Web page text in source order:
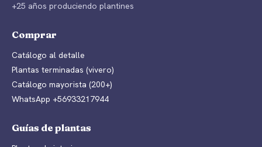
+25 años produciendo plantines
Comprar
Catálogo al detalle
Plantas terminadas (vivero)
Catálogo mayorista (200+)
WhatsApp +56933217944
Guías de plantas